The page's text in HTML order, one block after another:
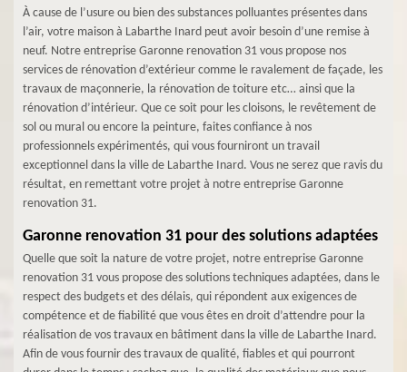
À cause de l’usure ou bien des substances polluantes présentes dans
l’air, votre maison à Labarthe Inard peut avoir besoin d’une remise à
neuf. Notre entreprise Garonne renovation 31 vous propose nos
services de rénovation d’extérieur comme le ravalement de façade, les
travaux de maçonnerie, la rénovation de toiture etc… ainsi que la
rénovation d’intérieur. Que ce soit pour les cloisons, le revêtement de
sol ou mural ou encore la peinture, faites confiance à nos
professionnels expérimentés, qui vous fourniront un travail
exceptionnel dans la ville de Labarthe Inard. Vous ne serez que ravis du
résultat, en remettant votre projet à notre entreprise Garonne
renovation 31.
Garonne renovation 31 pour des solutions adaptées
Quelle que soit la nature de votre projet, notre entreprise Garonne
renovation 31 vous propose des solutions techniques adaptées, dans le
respect des budgets et des délais, qui répondent aux exigences de
compétence et de fiabilité que vous êtes en droit d’attendre pour la
réalisation de vos travaux en bâtiment dans la ville de Labarthe Inard.
Afin de vous fournir des travaux de qualité, fiables et qui pourront